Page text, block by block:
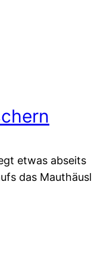
etwas abseits
das Mauthäusl